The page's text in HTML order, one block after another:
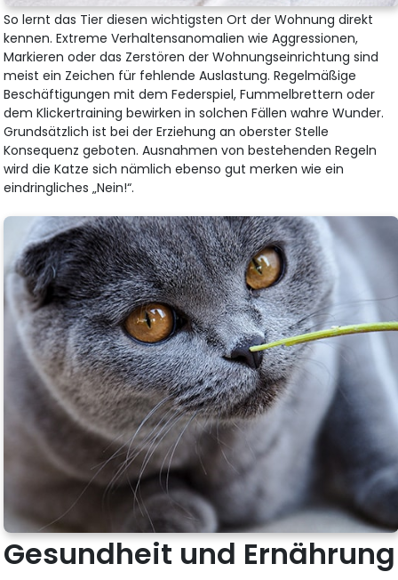
So lernt das Tier diesen wichtigsten Ort der Wohnung direkt
kennen. Extreme Verhaltensanomalien wie Aggressionen,
Markieren oder das Zerstören der Wohnungseinrichtung sind
meist ein Zeichen für fehlende Auslastung. Regelmäßige
Beschäftigungen mit dem Federspiel, Fummelbrettern oder
dem Klickertraining bewirken in solchen Fällen wahre Wunder.
Grundsätzlich ist bei der Erziehung an oberster Stelle
Konsequenz geboten. Ausnahmen von bestehenden Regeln
wird die Katze sich nämlich ebenso gut merken wie ein
eindringliches „Nein!“.
Gesundheit und Ernährung